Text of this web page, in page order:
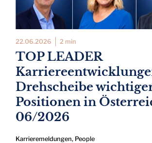
22.06.2026 2 min
TOP LEADER
Drehscheibe
Positionen in
06/2026
Karrieremeldungen, People